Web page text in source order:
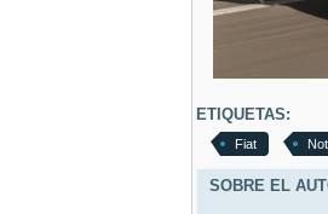
ETIQUETAS:
Fiat
SOBRE EL